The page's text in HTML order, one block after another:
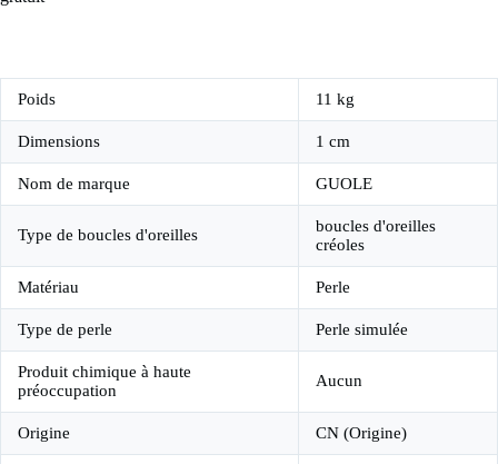
Poids 11 kg
Dimensions 1 cm
Nom de marque GUOLE
Type de boucles d'oreilles
boucles d'oreilles
créoles
Matériau Perle
Type de perle Perle simulée
Produit chimique à haute
préoccupation
Aucun
Origine CN (Origine)